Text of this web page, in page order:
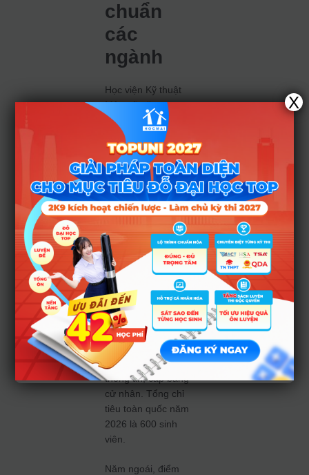
chuẩn
các
ngành
Học viện Kỹ thuật
Mật mã năm nay
tiếp tục tuyển sinh
ba ngành: An toàn
thông tin, Công
nghệ thông tin, Kỹ
thuật Điện tử và
Viễn thông. Tại cơ
sở Hà Nội, ngành
An toàn thông tin có
chỉ tiêu lớn nhất với
240 sinh viên, mỗi
ngành còn lại tuyển
140 sinh viên, tất cả
đều nhận bằng kỹ
sư. Tại cơ sở TP
HCM, chỉ tiêu duy
nhất là 80 cho
ngành An toàn
thông tin, cấp bằng
cử nhân. Tổng chỉ
tiêu toàn quốc năm
2026 là 600 sinh
viên.
Năm ngoái, điểm
X